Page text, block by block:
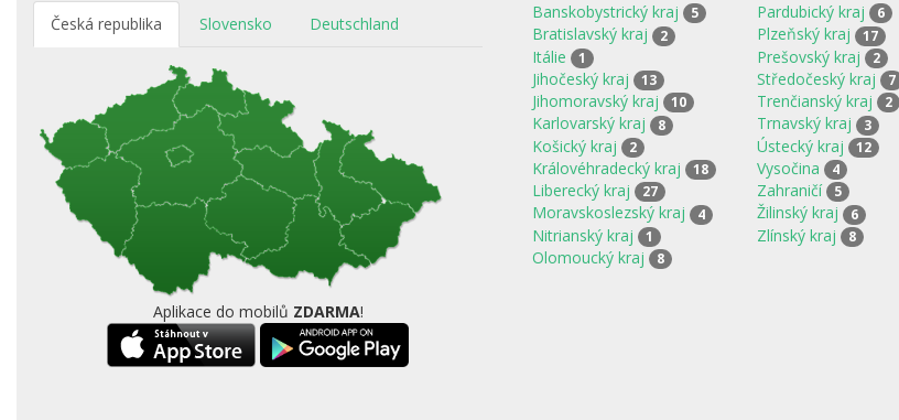
Česká republika Slovensko Deutschland
Aplikace do mobilů ZDARMA!
Banskobystrický kraj 5
Bratislavský kraj 2
Itálie 1
Jihočeský kraj 13
Jihomoravský kraj 10
Karlovarský kraj 8
Košický kraj 2
Královéhradecký kraj 18
Liberecký kraj 27
Moravskoslezský kraj 4
Nitrianský kraj 1
Olomoucký kraj 8
Pardubický kraj 6
Plzeňský kraj 17
Prešovský kraj 2
Středočeský kraj 7
Trenčianský kraj 2
Trnavský kraj 3
Ústecký kraj 12
Vysočina 4
Zahraničí 5
Žilinský kraj 6
Zlínský kraj 8